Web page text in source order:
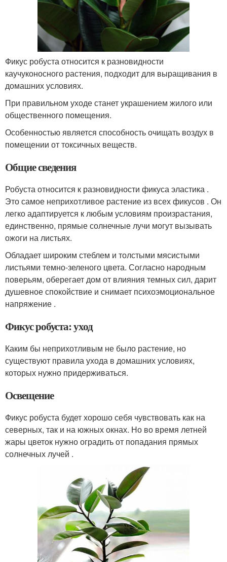
Фикус робуста относится к разновидности
каучуконосного растения, подходит для выращивания в
домашних условиях.
При правильном уходе станет украшением жилого или
общественного помещения.
Особенностью является способность очищать воздух в
помещении от токсичных веществ.
Общие сведения
Робуста относится к разновидности фикуса эластика .
Это самое неприхотливое растение из всех фикусов . Он
легко адаптируется к любым условиям произрастания,
единственно, прямые солнечные лучи могут вызывать
ожоги на листьях.
Обладает широким стеблем и толстыми мясистыми
листьями темно-зеленого цвета. Согласно народным
поверьям, оберегает дом от влияния темных сил, дарит
душевное спокойствие и снимает психоэмоциональное
напряжение .
Фикус робуста: уход
Каким бы неприхотливым не было растение, но
существуют правила ухода в домашних условиях,
которых нужно придерживаться.
Освещение
Фикус робуста будет хорошо себя чувствовать как на
северных, так и на южных окнах. Но во время летней
жары цветок нужно оградить от попадания прямых
солнечных лучей .